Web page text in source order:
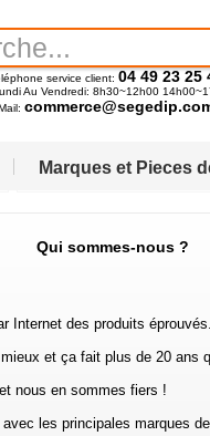
service client: 04 49 23 25
Au Vendredi: 8h30~12h00
Marques et Pieces
Qui sommes-nous ?
Internet des produits éprouvés.
et ça fait plus de 20 ans
nous en sommes fiers !
les principales marques